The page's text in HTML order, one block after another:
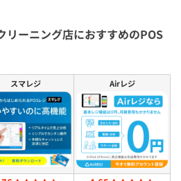
リーニング店におすすめのPOS
スマレジ Airレジ